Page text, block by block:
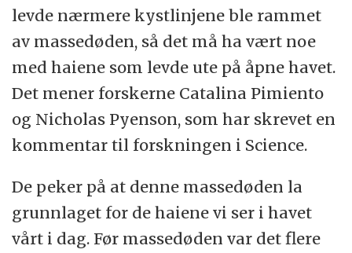
levde nærmere kystlinjene ble rammet
av massedøden, så det må ha vært noe
med haiene som levde ute på åpne havet.
Det mener forskerne Catalina Pimiento
og Nicholas Pyenson, som har skrevet en
kommentar til forskningen i Science.
De peker på at denne massedøden la
grunnlaget for de haiene vi ser i havet
vårt i dag. Før massedøden var det flere